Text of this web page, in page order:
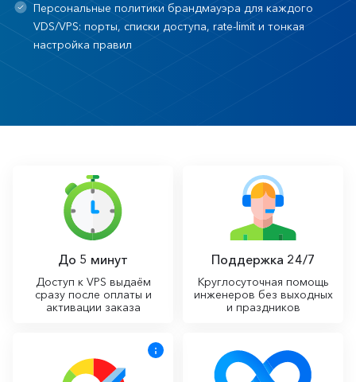
Персональные политики брандмауэра для каждого
VDS/VPS: порты, списки доступа, rate-limit и тонкая
настройка правил
До 5 минут
Доступ к VPS выдаём
сразу после оплаты и
активации заказа
Поддержка 24/7
Круглосуточная помощь
инженеров без выходных
и праздников